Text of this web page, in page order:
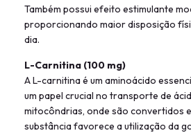
Também possui efeito estimulante
proporcionando maior disposição
dia.
L-Carnitina (100 mg)
A L-carnitina é um aminoácido
um papel crucial no transporte de
mitocôndrias, onde são convertidos
substância favorece a utilização da